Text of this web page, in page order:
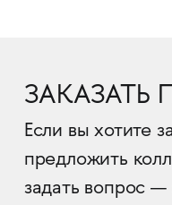
ЗАКАЗАТЬ
Если вы хотите
предложить
задать вопрос —